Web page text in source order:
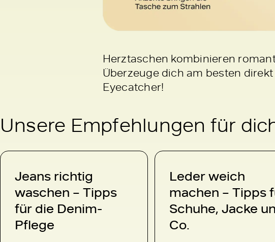
Herztaschen kombinieren
Überzeuge dich am besten
Eyecatcher!
Unsere Empfehlungen für
Jeans richtig
waschen – Tipps
für die Denim-
Pflege
Leder weich
machen – Tipps
Schuhe, Jacke
Co.